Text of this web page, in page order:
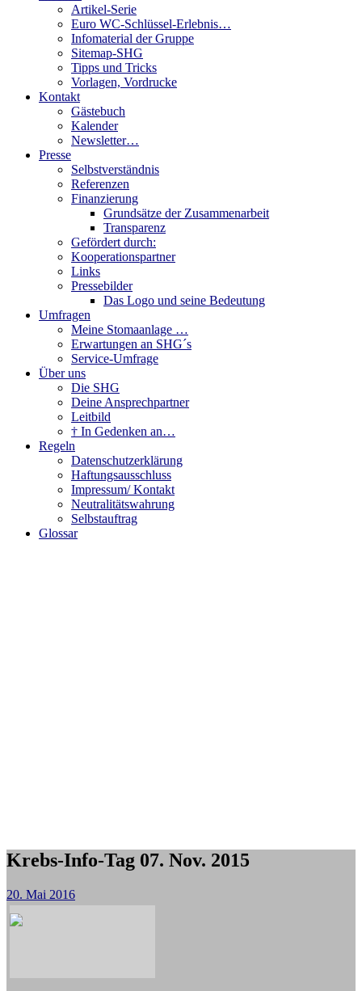
Artikel-Serie
Euro WC-Schlüssel-Erlebnis…
Infomaterial der Gruppe
Sitemap-SHG
Tipps und Tricks
Vorlagen, Vordrucke
Kontakt
Gästebuch
Kalender
Newsletter…
Presse
Selbstverständnis
Referenzen
Finanzierung
Grundsätze der Zusammenarbeit
Transparenz
Gefördert durch:
Kooperationspartner
Links
Pressebilder
Das Logo und seine Bedeutung
Umfragen
Meine Stomaanlage …
Erwartungen an SHG´s
Service-Umfrage
Über uns
Die SHG
Deine Ansprechpartner
Leitbild
† In Gedenken an…
Regeln
Datenschutzerklärung
Haftungsausschluss
Impressum/ Kontakt
Neutralitätswahrung
Selbstauftrag
Glossar
Krebs-Info-Tag 07. Nov. 2015
20. Mai 2016